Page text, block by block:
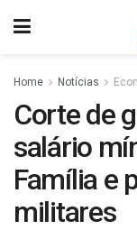
Home Notícias
Corte de
salário
Família e
militares